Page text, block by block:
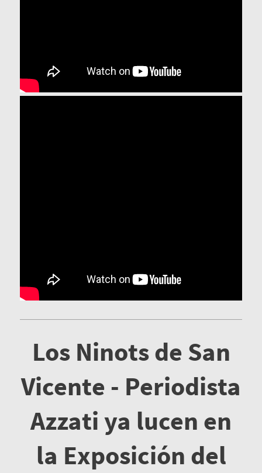
Los Ninots de San
Vicente - Periodista
Azzati ya lucen en
la Exposición del